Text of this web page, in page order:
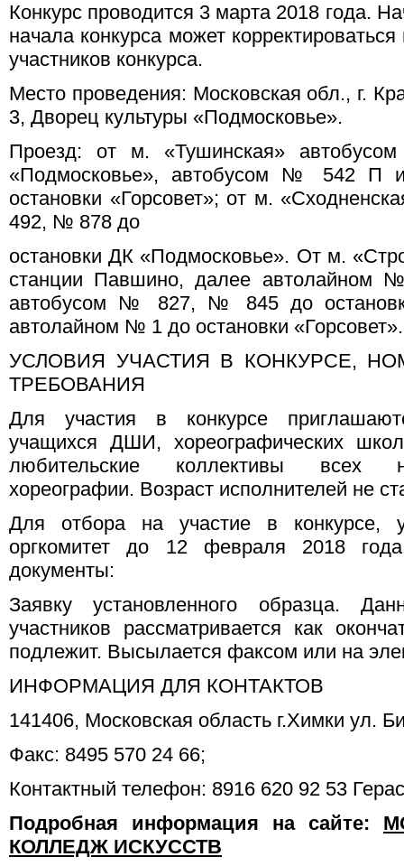
Конкурс проводится 3 марта 2018 года.
начала конкурса может
участников конкурса.
Место проведения: Московская обл., г.
3, Дворец культуры «Подмосковье».
Проезд: от м. «Тушинская»
«Подмосковье», автобусом № 542 П
остановки «Горсовет»; от м.
492, № 878 до
остановки ДК «Подмосковье». От м.
станции Павшино, далее
автобусом № 827, № 845 до
автолайном № 1 до остановки «Горсовет».
УСЛОВИЯ УЧАСТИЯ В КОНКУРСЕ,
ТРЕБОВАНИЯ
Для участия в конкурсе
учащихся ДШИ, хореографических
любительские коллективы всех
хореографии. Возраст исполнителей не
Для отбора на участие в конкурсе,
оргкомитет до 12 февраля 2018
документы:
Заявку установленного образца.
участников рассматривается как
подлежит. Высылается факсом или на
ИНФОРМАЦИЯ ДЛЯ КОНТАКТОВ
141406, Московская область г.Химки ул.
Факс: 8495 570 24 66;
Контактный телефон: 8916 620 92 53
Подробная информация на сайте:
КОЛЛЕДЖ ИСКУССТВ